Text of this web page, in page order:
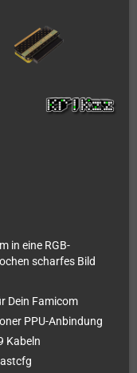
in eine RGB-
scharfes Bild
Dein Famicom
PPU-Anbindung
Kabeln